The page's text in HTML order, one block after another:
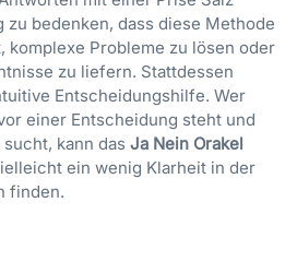
zu bedenken, dass diese Methode
komplexe Probleme zu lösen oder
zu liefern. Stattdessen
Entscheidungshilfe. Wer
einer Entscheidung steht und
kann das Ja Nein Orakel
ein wenig Klarheit in der
finden.